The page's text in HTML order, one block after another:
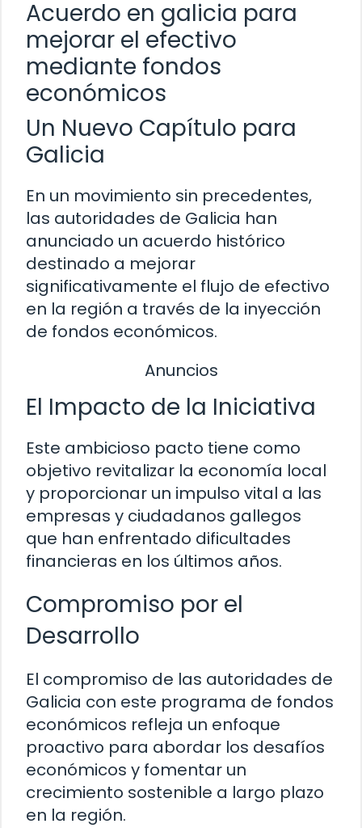
Acuerdo en galicia para
mejorar el efectivo
mediante fondos
económicos
Un Nuevo Capítulo para
Galicia
En un movimiento sin precedentes,
las autoridades de Galicia han
anunciado un acuerdo histórico
destinado a mejorar
significativamente el flujo de efectivo
en la región a través de la inyección
de fondos económicos.
Anuncios
El Impacto de la Iniciativa
Este ambicioso pacto tiene como
objetivo revitalizar la economía local
y proporcionar un impulso vital a las
empresas y ciudadanos gallegos
que han enfrentado dificultades
financieras en los últimos años.
Compromiso por el
Desarrollo
El compromiso de las autoridades de
Galicia con este programa de fondos
económicos refleja un enfoque
proactivo para abordar los desafíos
económicos y fomentar un
crecimiento sostenible a largo plazo
en la región.